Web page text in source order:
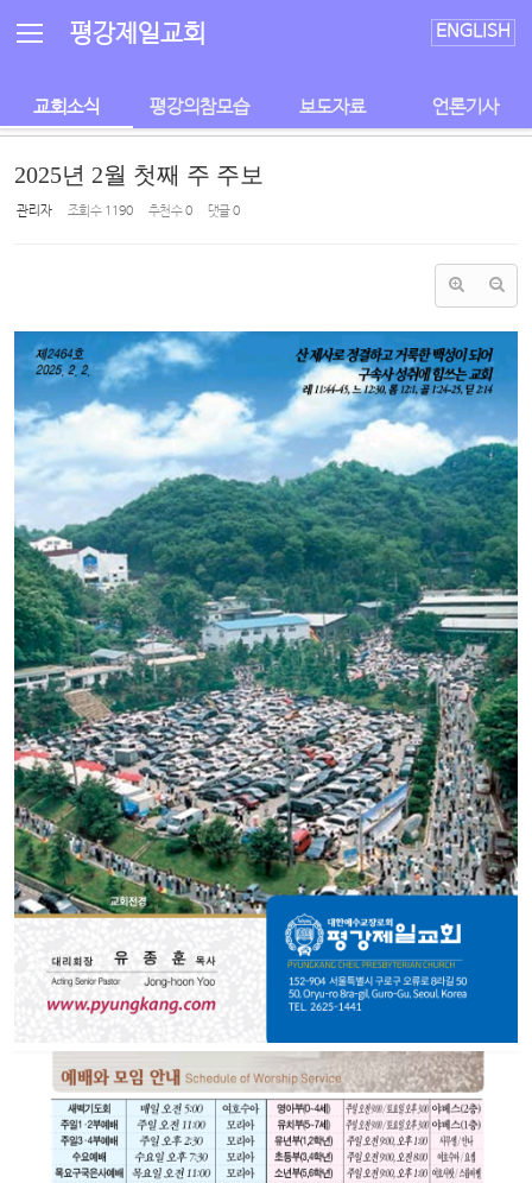
평강제일교회 ENGLISH
교회소식 평강의참모습 보도자료 언론기사
2025년 2월 첫째 주 주보
관리자 조회 수 1190 추천 수0 댓글0